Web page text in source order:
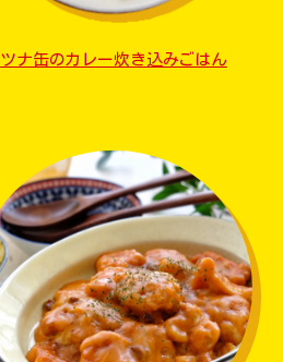
ツナ缶のカレー炊き込みごはん